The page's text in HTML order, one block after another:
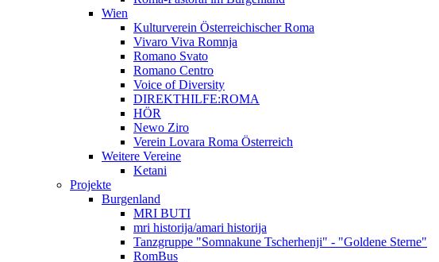
Wien
Kulturverein Österreichischer Roma
Vivaro Viva Romnja
Romano Svato
Romano Centro
Voice of Diversity
DIREKTHILFE:ROMA
HÖR
Newo Ziro
Verein Lovara Roma Österreich
Weitere Vereine
Ketani
Projekte
Burgenland
MRI BUTI
mri historija/amari historija
Tanzgruppe "Somnakune Tscherhenji" - "Goldene Sterne"
RomBus